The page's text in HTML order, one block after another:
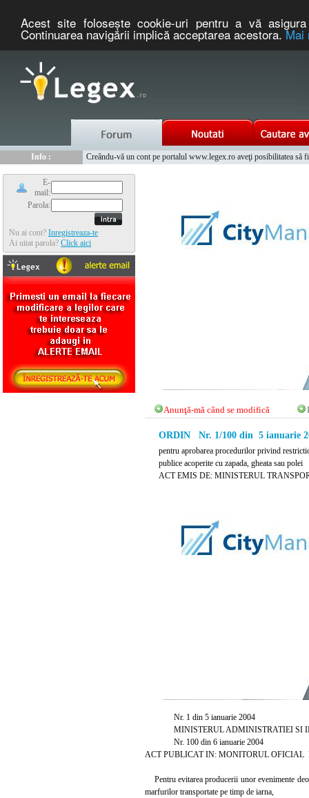
Acest site foloseşte cookie-uri pentru a vă
Continuarea navigării implică acceptarea acestora.Mai
Info :
Creându-vă un cont pe portalul www.legex.ro aveţi posibilitatea să
E-
mail:
Parola:
Nu ai cont? Inregistreaza-te
Ai uitat parola? Click aici
Anunţă-mă când se modifică
ORDIN Nr. 1/100 din 5 ianuarie
pentru aprobarea procedurilor privind
publice acoperite cu zapada, gheata sau polei
ACT EMIS DE: MINISTERUL
Nr. 1 din 5 ianuarie 2004
MINISTERUL ADMINISTRATIEI SI
Nr. 100 din 6 ianuarie 2004
ACT PUBLICAT IN: MONITORUL OFICIAL
Pentru evitarea producerii unor evenimente
marfurilor transportate pe timp de iarna,